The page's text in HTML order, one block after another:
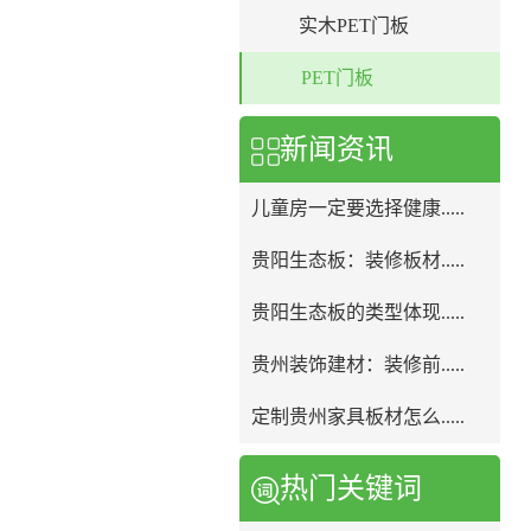
实木PET门板
PET门板
新闻资讯
儿童房一定要选择健康.....
贵阳生态板：装修板材.....
贵阳生态板的类型体现.....
贵州装饰建材：装修前.....
定制贵州家具板材怎么.....
热门关键词